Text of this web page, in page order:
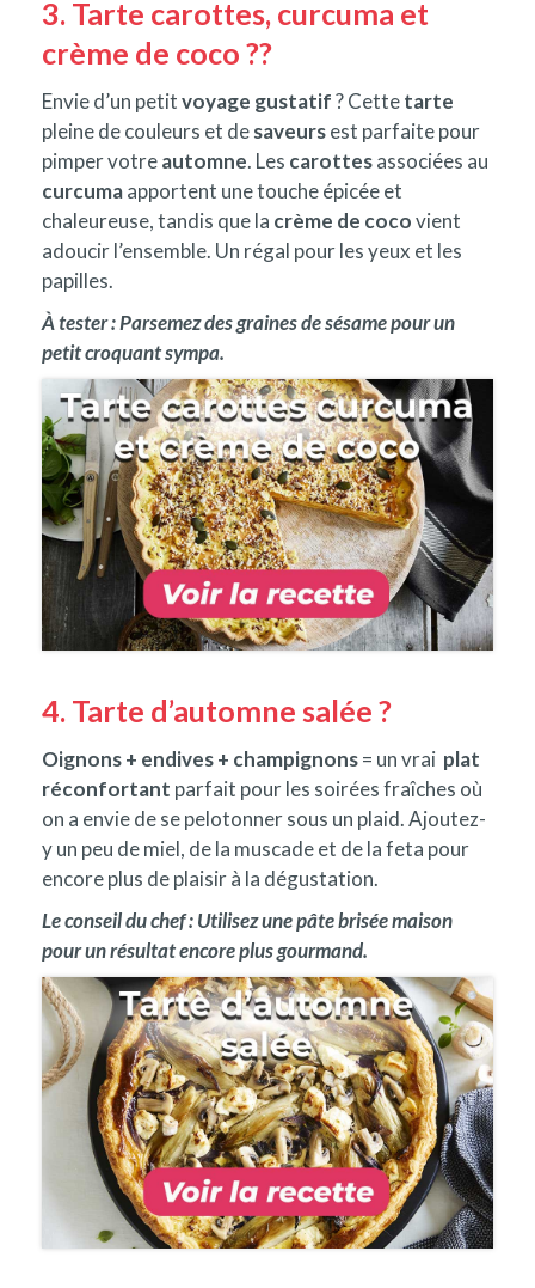
3. Tarte carottes, curcuma et
crème de coco ??
Envie d’un petitvoyage gustatif? Cettetarte
pleine de couleurs et desaveursest parfaite pour
pimper votreautomne. Les carottesassociées au
curcumaapportent une touche épicée et
chaleureuse, tandis que la crème de cocovient
adoucir l’ensemble. Un régal pour les yeux et les
papilles.
À tester : Parsemez des graines de sésame pour un
petit croquant sympa.
4. Tarte d’automne salée ?
Oignons + endives + champignons= un vrai plat
réconfortant parfait pour les soirées fraîches où
on a envie de se pelotonner sous un plaid. Ajoutez-
y un peu de miel, de la muscade et de la feta pour
encore plus de plaisir à la dégustation.
Le conseil du chef : Utilisez une pâte brisée maison
pour un résultat encore plus gourmand.